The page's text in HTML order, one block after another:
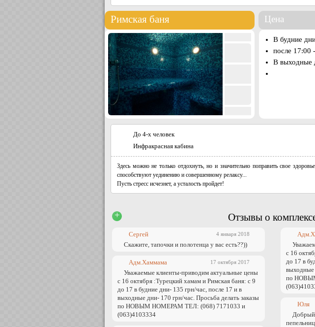
Римская баня Цена
В будние
после 17:00 -
В выходные
До 4-х человек
Инфракрасная кабина
Здесь можно не только отдохнуть, но и значительно поправить свое
способствуют уединению и совершенному релаксу...
Пусть стресс исчезнет, а усталость пройдет!
+ Отзывы о
4 января 2018
Сергей
Скажите, тапочки и полотенца у вас есть??))
17 октября 2017
Адм.Хаммама
Уважаемые клиенты-приводим актуальные цены
с 16 октября :Турецкий хамам и Римская баня: с 9
до 17 в будние дни- 135 грн/час, после 17 и в
выходные дни- 170 грн/час. Просьба делать заказы
по НОВЫМ НОМЕРАМ ТЕЛ: (068) 7171033 и
(063)4103334
с 16
до 17 в
выходные
по
Юля
Добрый